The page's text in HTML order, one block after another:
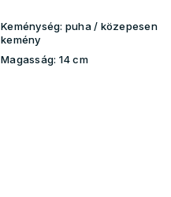
Keménység: puha / közepesen
kemény
Magasság: 14 cm